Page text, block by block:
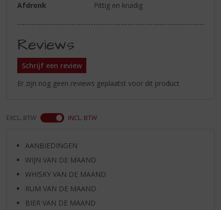
Afdronk
Pittig en kruidig
Reviews
Schrijf een review
Er zijn nog geen reviews geplaatst voor dit product
EXCL. BTW INCL. BTW
AANBIEDINGEN
WIJN VAN DE MAAND
WHISKY VAN DE MAAND
RUM VAN DE MAAND
BIER VAN DE MAAND